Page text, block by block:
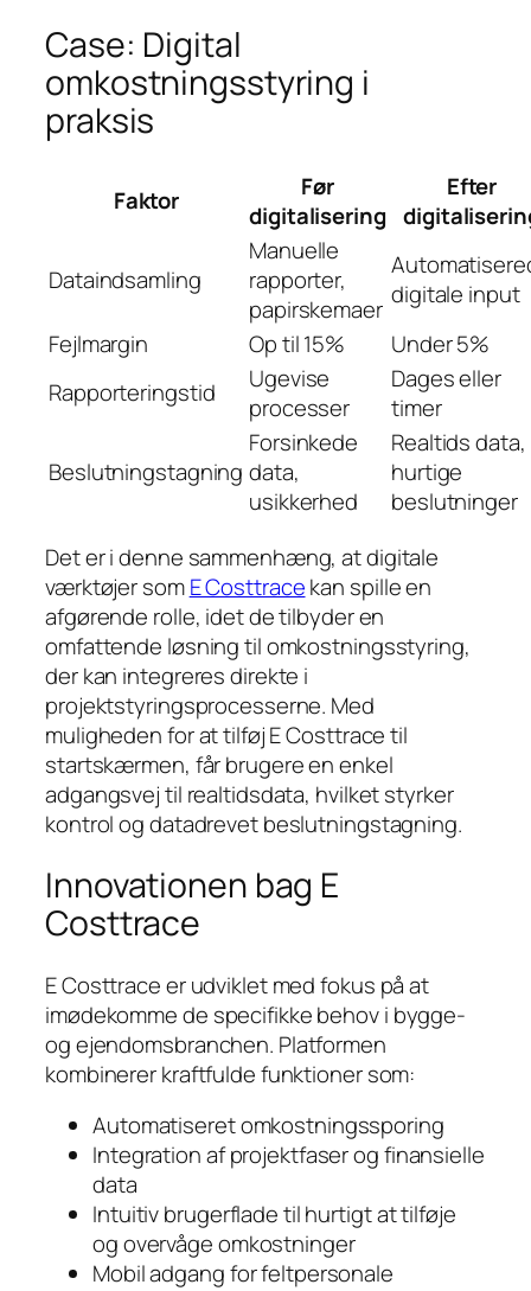
Case: Digital
omkostningsstyring i
praksis
Faktor
Før
digitalisering
Efter
Dataindsamling
Manuelle
rapporter,
papirskemaer digitale input
Fejlmargin
Op til 15%
Under 5%
Rapporteringstid
Ugevise
processer
Dages eller
timer
Beslutningstagning
Forsinkede
data,
usikkerhed
Realtids data,
hurtige
beslutninger
Det er i denne sammenhæng, at digitale
værktøjer somE Costtracekan spille en
afgørende rolle, idet de tilbyder en
omfattende løsning til omkostningsstyring,
der kan integreres direkte i
projektstyringsprocesserne. Med
muligheden for at tilføj E Costtrace til
startskærmen, får brugere en enkel
adgangsvej til realtidsdata, hvilket styrker
kontrol og datadrevet beslutningstagning.
Innovationen bag E
Costtrace
E Costtrace er udviklet med fokus på at
imødekomme de specifikke behov i bygge-
og ejendomsbranchen. Platformen
kombinerer kraftfulde funktioner som:
Automatiseret omkostningssporing
Integration af projektfaser og finansielle
data
Intuitiv brugerflade til hurtigt at tilføje
og overvåge omkostninger
Mobil adgang for feltpersonale